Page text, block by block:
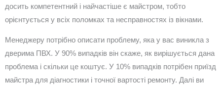
досить компетентний і найчастіше є майстром, тобто
орієнтується у всіх поломках та несправностях із вікнами.
Менеджеру потрібно описати проблему, яка у вас виникла з
дверима ПВХ. У 90% випадків він скаже, як вирішується дана
проблема і скільки це коштує. У 10% випадків потрібен приїзд
майстра для діагностики і точної вартості ремонту. Далі ви